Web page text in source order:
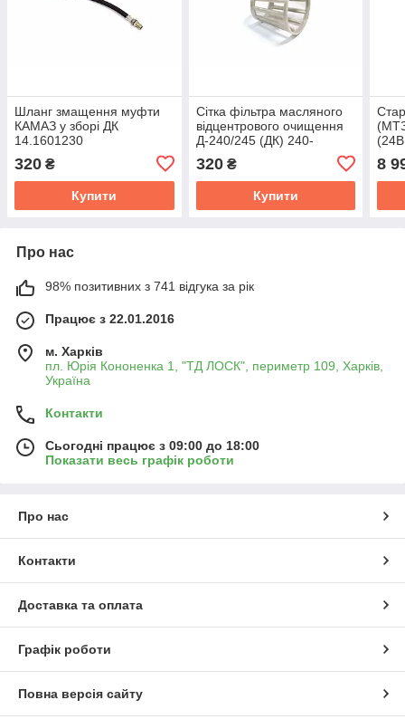
Шланг змащення муфти
КАМАЗ у зборі ДК
14.1601230
320 ₴
Купити
Сітка фільтра масляного
відцентрового очищення
Д-240/245 (ДК) 240-
320₴
Купити
8
Про нас
98% позитивних з 741 відгука за рік
Працює з 22.01.2016
м. Харків
пл. Юрія Кононенка 1, "ТД ЛОСК", периметр 109, Харків,
Україна
Контакти
Сьогодні працює з 09:00 до 18:00
Показати весь графік роботи
Про нас
Контакти
Доставка та оплата
Графік роботи
Повна версія сайту